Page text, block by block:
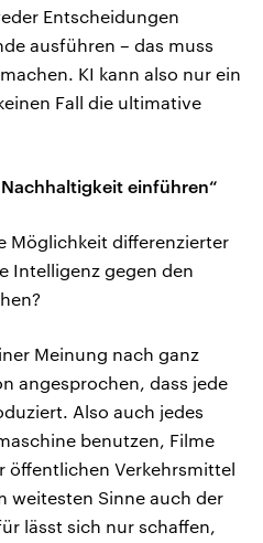
Entscheidungen
ausführen – das muss
KI kann also nur ein
Fall die ultimative
einführen“
Möglichkeit differenzierter
Intelligenz gegen den
Meinung nach ganz
angesprochen, dass jede
Also auch jedes
benutzen, Filme
öffentlichen Verkehrsmittel
weitesten Sinne auch der
lässt sich nur schaffen,